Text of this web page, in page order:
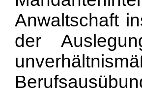
Anwaltschaft
der